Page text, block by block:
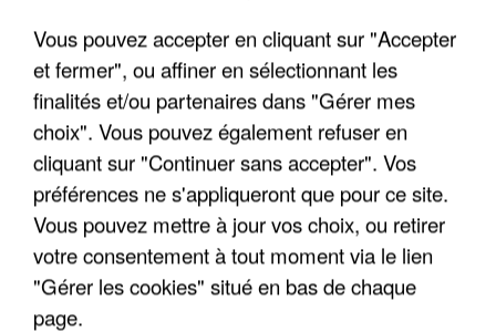
UN SECOND CADRE DE LA DZ MAFIA
INTERPELLÉ EN ALGÉRIE
Vous pouvez accepter en cliquant sur "Accepter
et fermer", ou affiner en sélectionnant les
finalités et/ou partenaires dans "Gérer mes
choix". Vous pouvez également refuser en
cliquant sur "Continuer sans accepter". Vos
préférences ne s'appliqueront que pour ce site.
Vous pouvez mettre à jour vos choix, ou retirer
votre consentement à tout moment via le lien
"Gérer les cookies" situé en bas de chaque
page.